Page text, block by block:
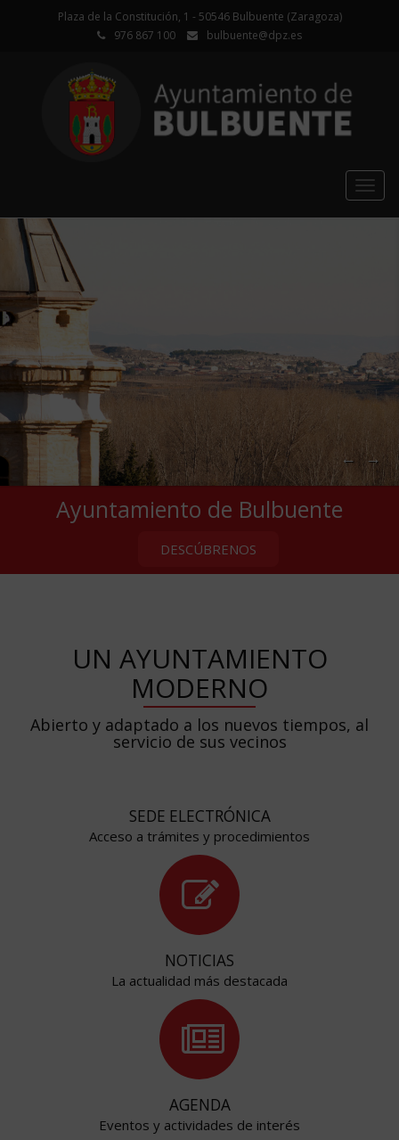
Plaza de la Constitución, 1 - 50546 Bulbuente (Zaragoza)
976 867 100
bulbuente@dpz.es
← →
Ayuntamiento de Bulbuente
DESCÚBRENOS
UN AYUNTAMIENTO
MODERNO
Abierto y adaptado a los nuevos tiempos, al
servicio de sus vecinos
SEDE ELECTRÓNICA
Acceso a trámites y procedimientos
NOTICIAS
La actualidad más destacada
AGENDA
Eventos y actividades de interés